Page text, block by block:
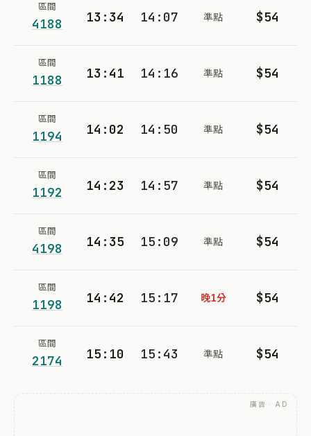
區間
4188 13:34 14:07 準點 $54
區間
1188 13:41 14:16 準點 $54
區間
1194 14:02 14:50 準點 $54
區間
1192 14:23 14:57 準點 $54
區間
4198 14:35 15:09 準點 $54
區間
1198 14:42 15:17 晚1分 $54
區間
2174 15:10 15:43 準點 $54
廣告 · AD